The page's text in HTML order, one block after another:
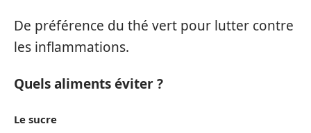
De préférence du thé vert pour lutter contre
les inflammations.
Quels aliments éviter ?
Le sucre